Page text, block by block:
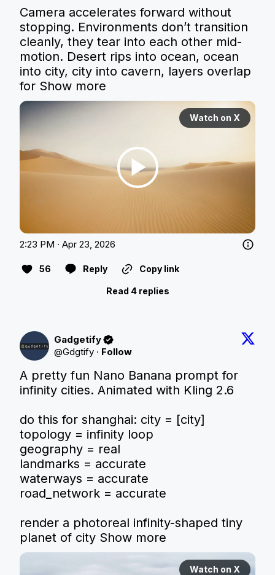
Camera accelerates forward without
stopping. Environments don’t transition
cleanly, they tear into each other mid-
motion. Desert rips into ocean, ocean
into city, city into cavern, layers overlap
for Show more
Watch on X
2:23 PM · Apr 23, 2026
56 Reply Copy link
Read 4 replies
Gadgetify
@Gdgtify · Follow
A pretty fun Nano Banana prompt for
infinity cities. Animated with Kling 2.6
do this for shanghai: city = [city]
topology = infinity loop
geography = real
landmarks = accurate
waterways = accurate
road_network = accurate
render a photoreal infinity-shaped tiny
planet of city Show more
Watch on X